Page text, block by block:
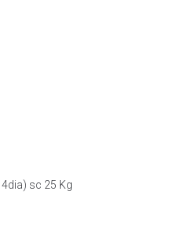
sc 25 Kg